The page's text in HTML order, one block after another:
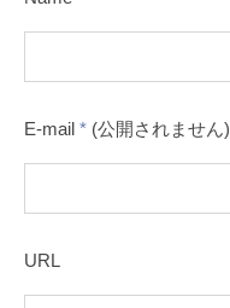
E-mail * (公開されません)
URL